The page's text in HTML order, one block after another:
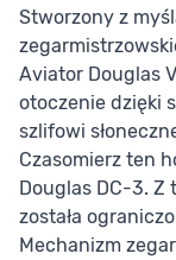
Stworzony z
Aviator Douglas
otoczenie dzięki
szlifowi
Czasomierz ten
Douglas DC-3.
została
Mechanizm